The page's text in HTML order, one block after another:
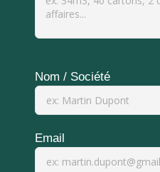
Nom / Société
Email